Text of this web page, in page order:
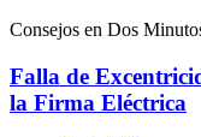
Consejos en Dos
Falla de
la Firma Eléctrica